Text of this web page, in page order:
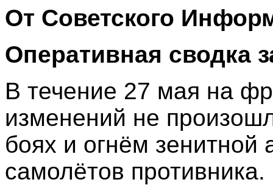
От Советского
Оперативная сводка
В течение 27 мая на
изменений не
боях и огнём зенитной
самолётов противника.